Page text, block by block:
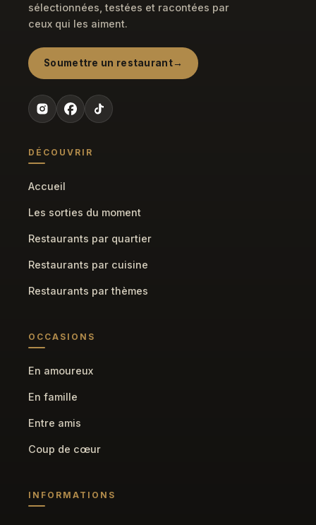
sélectionnées, testées et racontées par
ceux qui les aiment.
Soumettre un restaurant
DÉCOUVRIR
Accueil
Les sorties du moment
Restaurants par quartier
Restaurants par cuisine
Restaurants par thèmes
OCCASIONS
En amoureux
En famille
Entre amis
Coup de cœur
INFORMATIONS